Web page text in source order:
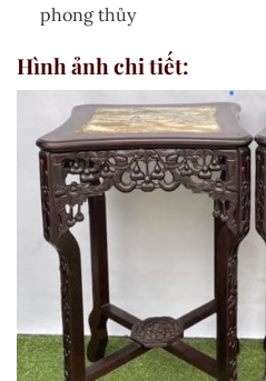
phong thủy
Hình ảnh chi tiết: